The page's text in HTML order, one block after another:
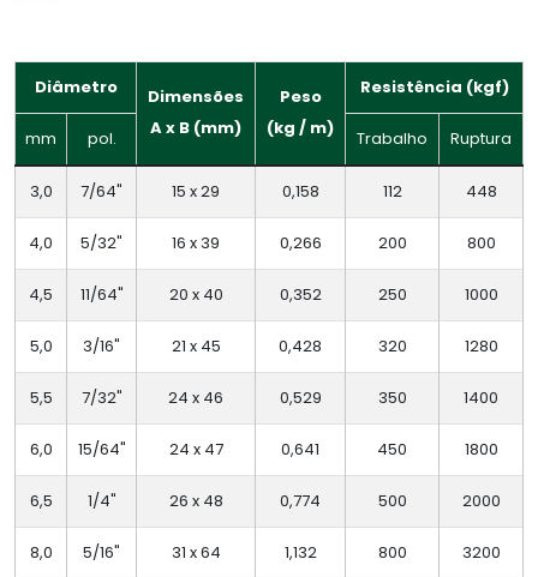
Diâmetro
Dimensões
A x B (mm)
Peso
(kg / m)
Resistência (kgf)
mm pol. Trabalho Ruptura
3,0 7/64" 15 x 29 0,158 112 448
4,0 5/32" 16 x 39 0,266 200 800
4,5 11/64" 20 x 40 0,352 250 1000
5,0 3/16" 21 x 45 0,428 320 1280
5,5 7/32" 24 x 46 0,529 350 1400
6,0 15/64" 24 x 47 0,641 450 1800
6,5 1/4" 26 x 48 0,774 500 2000
8,0 5/16" 31 x 64 1,132 800 3200